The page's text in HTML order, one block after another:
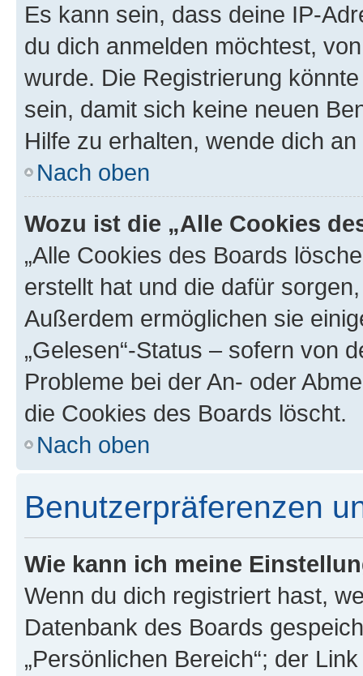
Es kann sein, dass deine IP-
du dich anmelden möchtest,
wurde. Die Registrierung
sein, damit sich keine neuen
Hilfe zu erhalten, wende dich
Nach oben
Wozu ist die „Alle Cookies
„Alle Cookies des Boards
erstellt hat und die dafür
Außerdem ermöglichen sie
„Gelesen“-Status – sofern von
Probleme bei der An- oder
die Cookies des Boards löscht.
Nach oben
Benutzerpräferenzen
Wie kann ich meine
Wenn du dich registriert hast,
Datenbank des Boards
„Persönlichen Bereich“; der